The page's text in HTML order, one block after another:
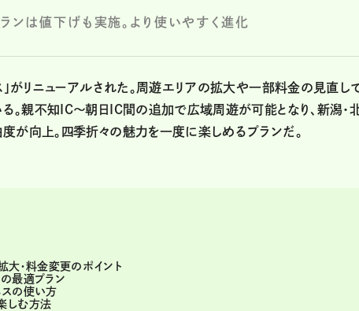
は値下げも実施。より使いやすく進化
がリニューアルされた。周遊エリアの拡大や一部料金の見直し
。親不知IC～朝日IC間の追加で広域周遊が可能となり、新潟・
が向上。四季折々の魅力を一度に楽しめるプランだ。
大・料金変更のポイント
最適プラン
スの使い方
しむ方法